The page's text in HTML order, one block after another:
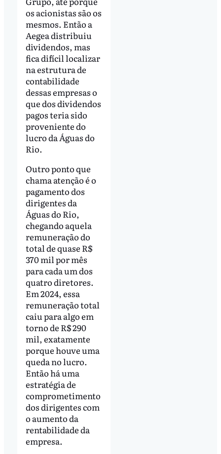
os acionistas são os
mesmos. Então a
Aegea distribuiu
dividendos, mas
fica difícil localizar
na estrutura de
contabilidade
dessas empresas o
que dos dividendos
pagos teria sido
proveniente do
lucro da Águas do
Rio.
Outro ponto que
chama atenção é o
pagamento dos
dirigentes da
Águas do Rio,
chegando aquela
remuneração do
total de quase R$
370 mil por mês
para cada um dos
quatro diretores.
Em 2024, essa
remuneração total
caiu para algo em
torno de R$ 290
mil, exatamente
porque houve uma
queda no lucro.
Então há uma
estratégia de
comprometimento
dos dirigentes com
o aumento da
rentabilidade da
empresa.